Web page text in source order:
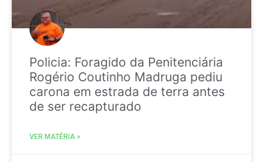
Policia: Foragido da Penitenciária
Rogério Coutinho Madruga pediu
carona em estrada de terra antes
de ser recapturado
VER MATÉRIA »